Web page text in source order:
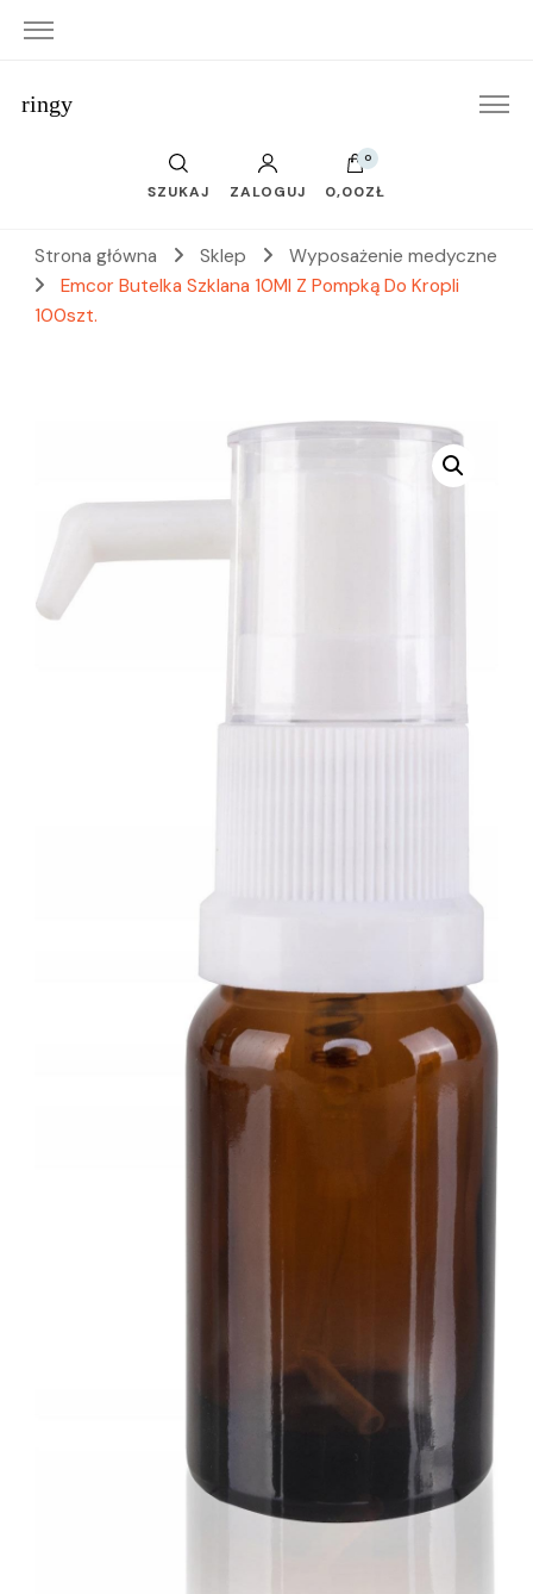
ringy
SZUKAJ ZALOGUJ
0
0,00ZŁ
Strona główna Sklep
Wyposażenie medyczne
Emcor Butelka Szklana 10Ml Z Pompką Do Kropli
100szt.